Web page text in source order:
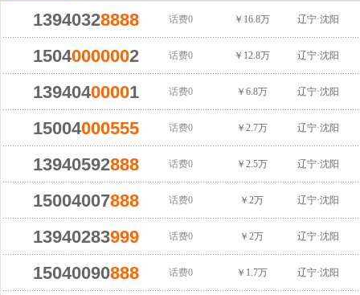
13940328888 话费0 ￥16.8万 辽宁·沈阳
15040000002 话费0 ￥12.8万 辽宁·沈阳
13940400001 话费0 ￥6.8万 辽宁·沈阳
15004000555 话费0 ￥2.7万 辽宁·沈阳
13940592888 话费0 ￥2.5万 辽宁·沈阳
15004007888 话费0 ￥2万 辽宁·沈阳
13940283999 话费0 ￥2万 辽宁·沈阳
15040090888 话费0 ￥1.7万 辽宁·沈阳